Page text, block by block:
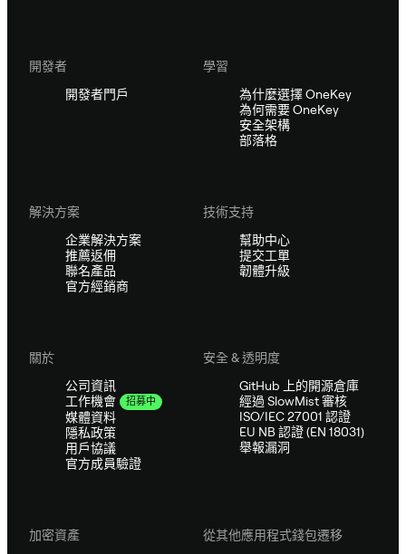
開發者
開發者門戶
學習
為什麼選擇 OneKey
為何需要 OneKey
安全架構
部落格
解決方案
企業解決方案
推薦返佣
聯名產品
官方經銷商
技術支持
幫助中心
提交工單
韌體升級
關於
公司資訊
工作機會
招募中
媒體資料
隱私政策
用戶協議
官方成員驗證
安全 & 透明度
GitHub 上的開源倉庫
經過 SlowMist 審核
ISO/IEC 27001 認證
EU NB 認證 (EN 18031)
舉報漏洞
加密資產
從其他應用程式錢包遷移